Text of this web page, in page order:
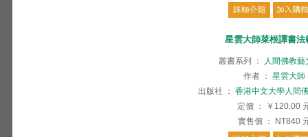
星雲大師菜根譚書法
叢書系列 ：
人間佛教藝
作者 ： 星雲大師
出版社
： 香港中文大學人間
定價 ： ￥120.00
實售價 ： NT840